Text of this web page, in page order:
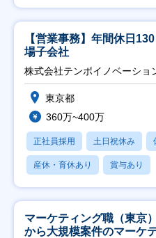
【営業事務】年間休日
場子会社
株式会社テンポイノベーショ
東京都
360万~400万
正社員採用 土日祝休み
産休・育休あり 賞与あり
マーケティング職（東京
から大規模案件のマーケ